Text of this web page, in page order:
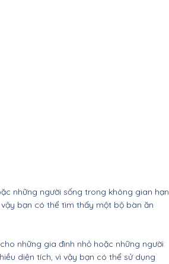
những người sống trong không gian hạn
bạn có thể tìm thấy một bộ bàn ăn
những gia đình nhỏ hoặc những người
diện tích, vì vậy bạn có thể sử dụng